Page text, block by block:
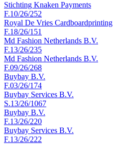
Stichting Knaken Payments
F.10/26/252
Royal De Vries Cardboardprinting
F.18/26/151
Md Fashion Netherlands B.V.
F.13/26/235
Md Fashion Netherlands B.V.
F.09/26/268
Buybay B.V.
F.03/26/174
Buybay Services B.V.
S.13/26/1067
Buybay B.V.
F.13/26/220
Buybay Services B.V.
F.13/26/222